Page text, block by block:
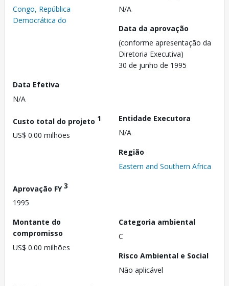
Congo, República
Democrática do
N/A
Data da aprovação
(conforme apresentação da
Diretoria Executiva)
30 de junho de 1995
Data Efetiva
N/A
Custo total do projeto 1
US$ 0.00 milhões
Entidade Executora
N/A
Região
Eastern and Southern Africa
Aprovação FY3
1995
Montante do
compromisso
US$ 0.00 milhões
Categoria ambiental
C
Risco Ambiental e Social
Não aplicável